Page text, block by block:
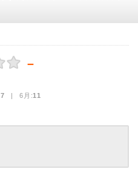
－
7 | 6月:11